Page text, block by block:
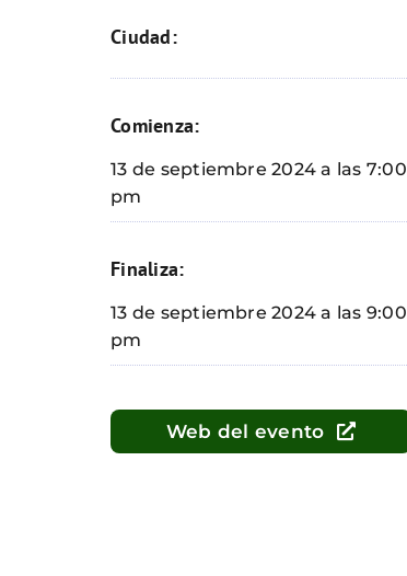
Ciudad:
Comienza:
13 de septiembre 2024 a las 7:00
pm
Finaliza:
13 de septiembre 2024 a las 9:00
pm
Web del evento